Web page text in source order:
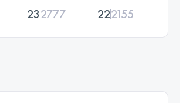
232777 222155